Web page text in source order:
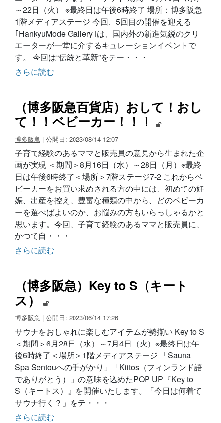
～22日（火） ※最終日は午後6時終了 場所：博多阪急
1階メディアステージ 今回、5回目の開催を迎える
｢HankyuMode Gallery｣は、国内外の新進気鋭のクリ
エーターが一堂に介するキュレーションイベントで
す。 今回は“伝統と革新”をテー・・・
さらに読む
（博多阪急百貨店）おして！おし
て！！ベビーカー！！！
博多阪急 | 公開日: 2023/08/14 12:07
子育て経験のあるママと販売員の意見から生まれた企
画が実現 ＜期間＞8月16日（水）～28日（月）※最終
日は午後6時終了＜場所＞7階ステージ7-2 これからベ
ビーカーをお買い求めされる方の中には、初めての妊
娠、出産を控え、豊富な種類の中から、どのベビーカ
ーを選べばよいのか、お悩みの方もいらっしゃるかと
思います。今回、子育て経験のあるママと販売員に、
かつて自・・・
さらに読む
（博多阪急）Key to S（キート
ス）
博多阪急 | 公開日: 2023/06/14 17:26
サウナをおしゃれに楽しむアイテムが勢揃い Key to S
＜期間＞6月28日（水）～7月4日（火）※最終日は午
後6時終了＜場所＞1階メディアステージ 「Sauna
Spa Sentouへの手がかり」「Kiitos（フィンランド語
でありがとう）」の意味を込めたPOP UP『Key to
S（キートス）』を開催いたします。「今日は何着て
サウナ行く？」をテ・・・
さらに読む